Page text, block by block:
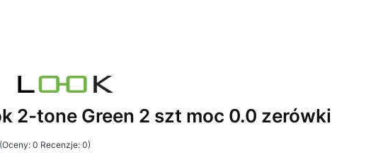
2-tone Green 2 szt moc 0.0 zerówki
(Oceny: 0 Recenzje: 0)